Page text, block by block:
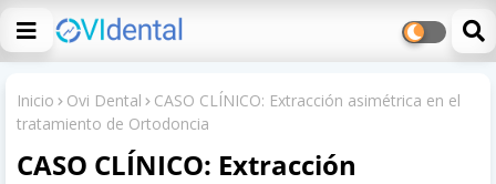
Inicio Ovi Dental
CASO CLÍNICO: Extracción asimétrica en el
tratamiento de Ortodoncia
CASO CLÍNICO: Extracción